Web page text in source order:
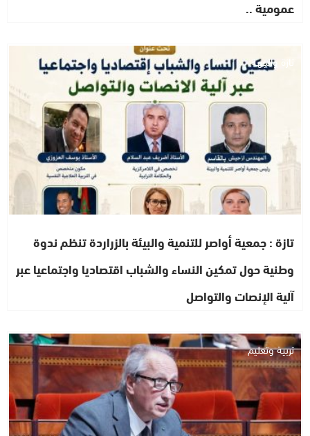
عمومية ..
تازة والجهة
تازة : جمعية أواصر للتنمية والبيئة بالزراردة تنظم ندوة
وطنية حول تمكين النساء والشباب اقتصاديا واجتماعيا عبر
آلية الإنصات والتواصل
تربية وتعليم